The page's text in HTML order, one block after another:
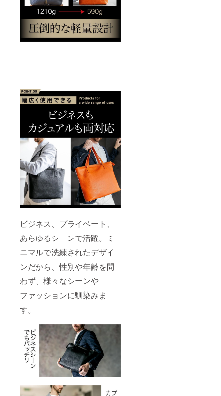
ビジネス、プライベート、
あらゆるシーンで活躍。ミ
ニマルで洗練されたデザイ
ンだから、性別や年齢を問
わず、様々なシーンや
ファッションに馴染みま
す。